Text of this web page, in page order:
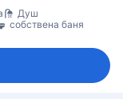
Душ
собствена баня